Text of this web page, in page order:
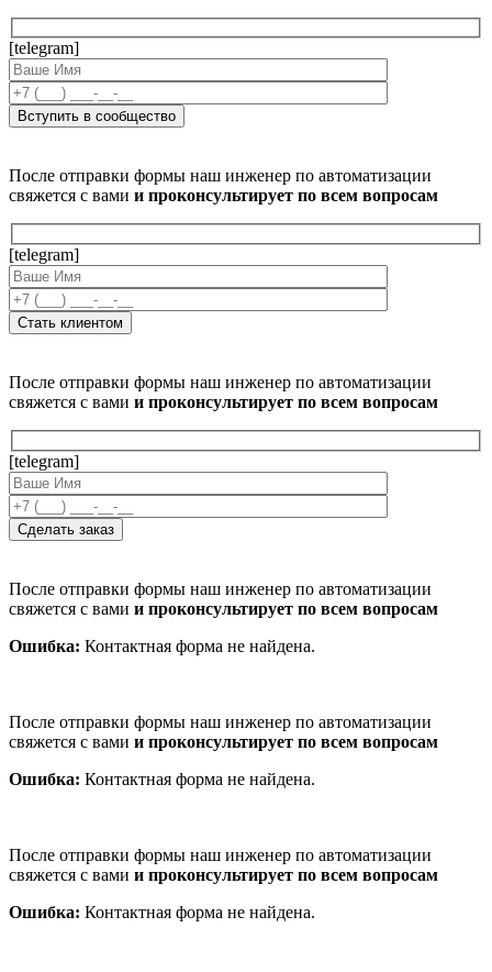
[telegram]
После отправки формы наш инженер по автоматизации
свяжется с вами и проконсультирует по всем вопросам
[telegram]
После отправки формы наш инженер по автоматизации
свяжется с вами и проконсультирует по всем вопросам
[telegram]
После отправки формы наш инженер по автоматизации
свяжется с вами и проконсультирует по всем вопросам
Ошибка: Контактная форма не найдена.
После отправки формы наш инженер по автоматизации
свяжется с вами и проконсультирует по всем вопросам
Ошибка: Контактная форма не найдена.
После отправки формы наш инженер по автоматизации
свяжется с вами и проконсультирует по всем вопросам
Ошибка: Контактная форма не найдена.